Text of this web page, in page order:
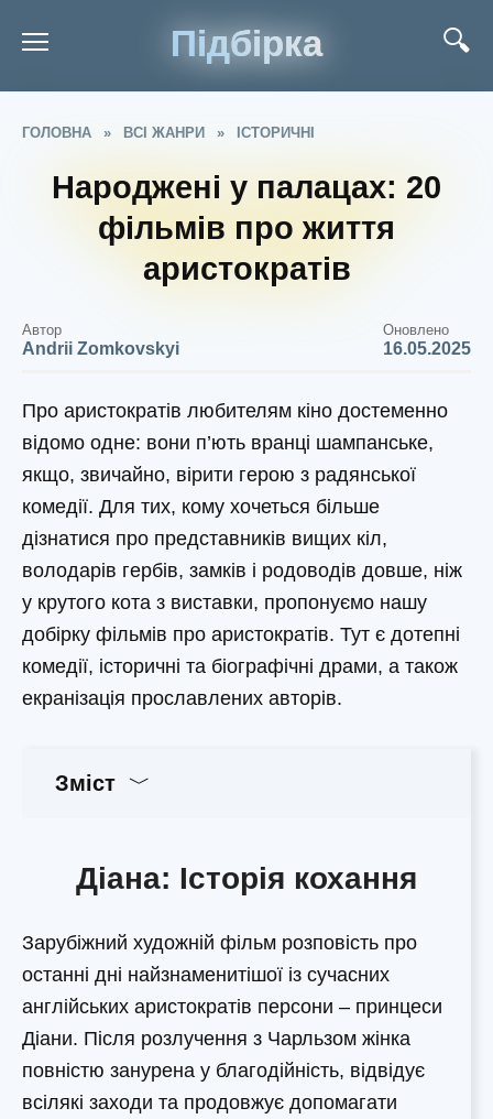
Підбірка
ГОЛОВНА » ВСІ ЖАНРИ » ІСТОРИЧНІ
Народжені у палацах: 20
фільмів про життя
аристократів
Автор
Andrii Zomkovskyi
Оновлено
16.05.2025
Про аристократів любителям кіно достеменно
відомо одне: вони п’ють вранці шампанське,
якщо, звичайно, вірити герою з радянської
комедії. Для тих, кому хочеться більше
дізнатися про представників вищих кіл,
володарів гербів, замків і родоводів довше, ніж
у крутого кота з виставки, пропонуємо нашу
добірку фільмів про аристократів. Тут є дотепні
комедії, історичні та біографічні драми, а також
екранізація прославлених авторів.
Зміст
Діана: Історія кохання
Зарубіжний художній фільм розповість про
останні дні найзнаменитішої із сучасних
англійських аристократів персони – принцеси
Діани. Після розлучення з Чарльзом жінка
повністю занурена у благодійність, відвідує
всілякі заходи та продовжує допомагати